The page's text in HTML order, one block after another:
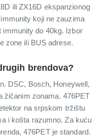
ili ZX16D ekspanzionog
koji ne zauzima
immunity do 40kg. Izbor
zone ili BUS adrese.
brendova?
DSC, Bosch, Honeywell,
žičanim zonama. 476PET
na srpskom tržištu
i košta razumno. Za kuću
476PET je standard.